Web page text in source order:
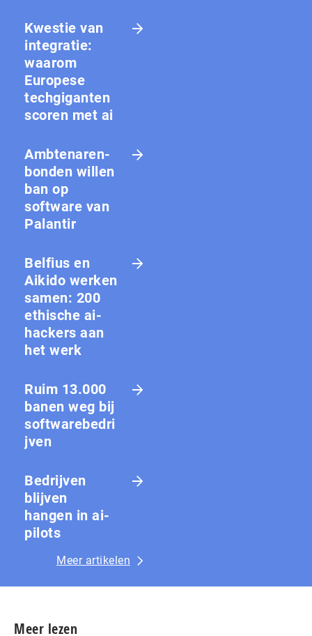
Kwestie van
integratie:
waarom
Europese
techgiganten
scoren met ai
Amb­te­na­ren­
bon­den willen
ban op
software van
Palantir
Belfius en
Aikido werken
samen: 200
ethische ai-
hackers aan
het werk
Ruim 13.000
banen weg bij
softwarebedri
jven
Bedrijven
blijven
hangen in ai-
pilots
Meer artikelen
Meer lezen